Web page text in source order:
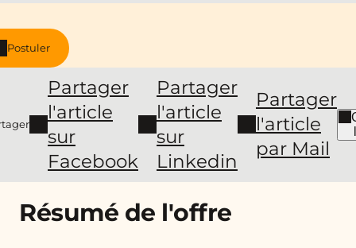
Postuler
Partager
l'article
sur
Facebook
Partager
l'article
sur
Linkedin
Partager
l'article
par Mail
Résumé de l'offre